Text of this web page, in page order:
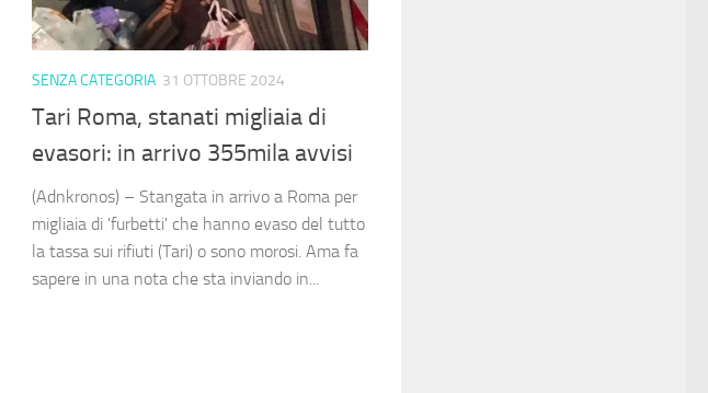
SENZA CATEGORIA 31 OTTOBRE 2024
Tari Roma, stanati migliaia di
evasori: in arrivo 355mila avvisi
(Adnkronos) – Stangata in arrivo a Roma per
migliaia di 'furbetti' che hanno evaso del tutto
la tassa sui rifiuti (Tari) o sono morosi. Ama fa
sapere in una nota che sta inviando in...